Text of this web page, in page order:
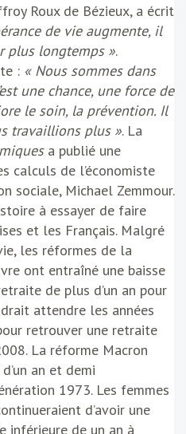
Roux de Bézieux, a écrit
de vie augmente, il
plus longtemps ».
: « Nous sommes dans
une chance, une force de
le soin, la prévention. Il
travaillions plus ». La
a publié une
calculs de l’économiste
sociale, Michael Zemmour.
à essayer de faire
et les Français. Malgré
les réformes de la
ont entraîné une baisse
de plus d’un an pour
attendre les années
retrouver une retraite
La réforme Macron
an et demi
1973. Les femmes
d’avoir une
inférieure de un an à